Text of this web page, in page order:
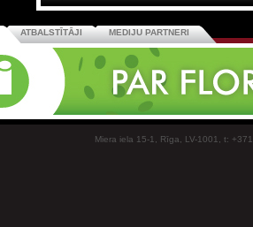
ATBALSTĪTĀJI MEDIJU PARTNERI
Miera iela 15-1, Rīga, LV-1001, t: